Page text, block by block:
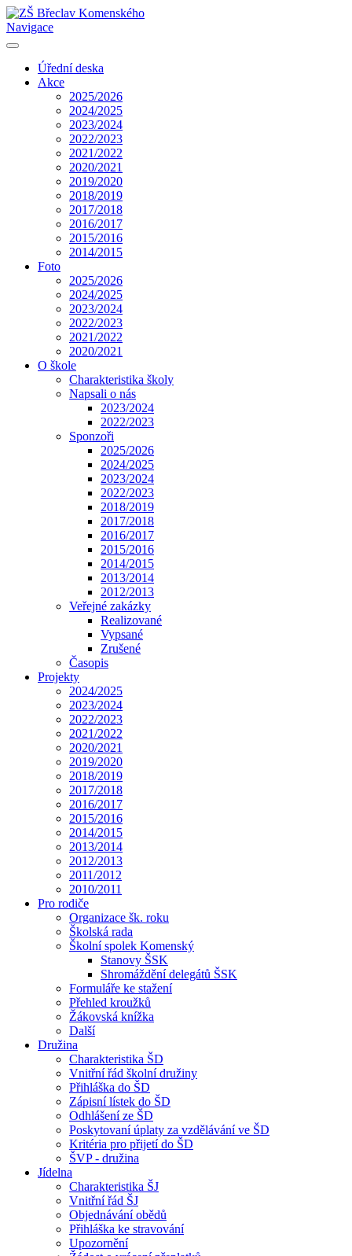
Navigace
Úřední deska
Akce
2025/2026
2024/2025
2023/2024
2022/2023
2021/2022
2020/2021
2019/2020
2018/2019
2017/2018
2016/2017
2015/2016
2014/2015
Foto
2025/2026
2024/2025
2023/2024
2022/2023
2021/2022
2020/2021
O škole
Charakteristika školy
Napsali o nás
2023/2024
2022/2023
Sponzoři
2025/2026
2024/2025
2023/2024
2022/2023
2018/2019
2017/2018
2016/2017
2015/2016
2014/2015
2013/2014
2012/2013
Veřejné zakázky
Realizované
Vypsané
Zrušené
Časopis
Projekty
2024/2025
2023/2024
2022/2023
2021/2022
2020/2021
2019/2020
2018/2019
2017/2018
2016/2017
2015/2016
2014/2015
2013/2014
2012/2013
2011/2012
2010/2011
Pro rodiče
Organizace šk. roku
Školská rada
Školní spolek Komenský
Stanovy ŠSK
Shromáždění delegátů ŠSK
Formuláře ke stažení
Přehled kroužků
Žákovská knížka
Další
Družina
Charakteristika ŠD
Vnitřní řád školní družiny
Přihláška do ŠD
Zápisní lístek do ŠD
Odhlášení ze ŠD
Poskytovaní úplaty za vzdělávání ve ŠD
Kritéria pro přijetí do ŠD
ŠVP - družina
Jídelna
Charakteristika ŠJ
Vnitřní řád ŠJ
Objednávání obědů
Přihláška ke stravování
Upozornění